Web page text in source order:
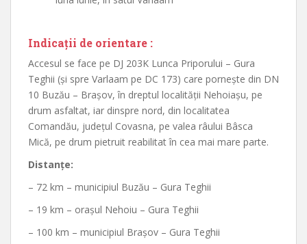
Indicaţii de orientare :
Accesul se face pe DJ 203K Lunca Priporului – Gura
Teghii (şi spre Varlaam pe DC 173) care porneşte din DN
10 Buzău – Braşov, în dreptul localităţii Nehoiaşu, pe
drum asfaltat, iar dinspre nord, din localitatea
Comandău, judeţul Covasna, pe valea râului Bâsca
Mică, pe drum pietruit reabilitat în cea mai mare parte.
Distanţe:
– 72 km – municipiul Buzău – Gura Teghii
– 19 km – oraşul Nehoiu – Gura Teghii
– 100 km – municipiul Braşov – Gura Teghii